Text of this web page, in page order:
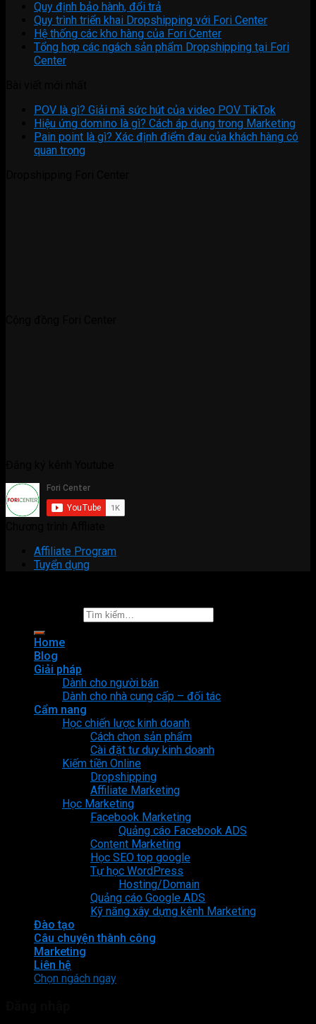
Quy định bảo hành, đổi trả
Quy trình triển khai Dropshipping với Fori Center
Hệ thống các kho hàng của Fori Center
Tổng hợp các ngách sản phẩm Dropshipping tại Fori
Center
POV là gì? Giải mã sức hút của video POV TikTok
Hiệu ứng domino là gì? Cách áp dụng trong Marketing
Pain point là gì? Xác định điểm đau của khách hàng có
quan trọng
Affiliate Program
Tuyển dụng
Home
Blog
Giải pháp
Dành cho người bán
Dành cho nhà cung cấp – đối tác
Cẩm nang
Học chiến lược kinh doanh
Cách chọn sản phẩm
Cài đặt tư duy kinh doanh
Kiếm tiền Online
Dropshipping
Affiliate Marketing
Học Marketing
Facebook Marketing
Quảng cáo Facebook ADS
Content Marketing
Học SEO top google
Tự học WordPress
Hosting/Domain
Quảng cáo Google ADS
Kỹ năng xây dựng kênh Marketing
Đào tạo
Câu chuyện thành công
Marketing
Liên hệ
Chọn ngách ngay